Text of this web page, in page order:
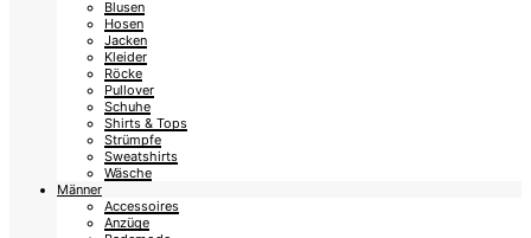
Blusen
Hosen
Jacken
Kleider
Röcke
Pullover
Schuhe
Shirts & Tops
Strümpfe
Sweatshirts
Wäsche
Männer
Accessoires
Anzüge